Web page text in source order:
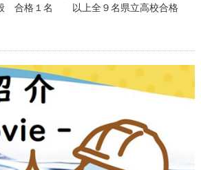
合格１名 以上全９名県立高校合格